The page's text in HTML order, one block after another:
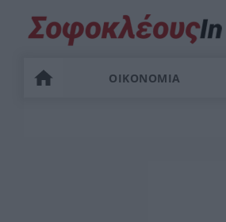
ΟΙΚΟΝΟΜΙΑ